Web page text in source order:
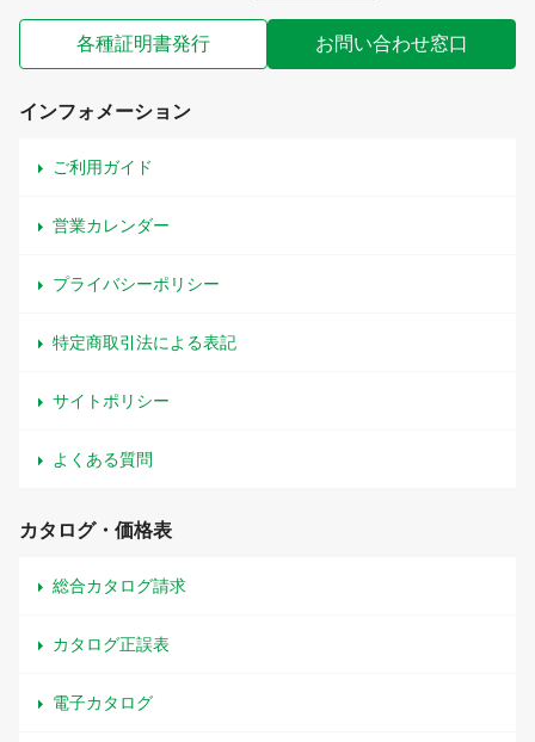
各種証明書発行 お問い合わせ窓口
インフォメーション
ご利用ガイド
営業カレンダー
プライバシーポリシー
特定商取引法による表記
サイトポリシー
よくある質問
カタログ・価格表
総合カタログ請求
カタログ正誤表
電子カタログ